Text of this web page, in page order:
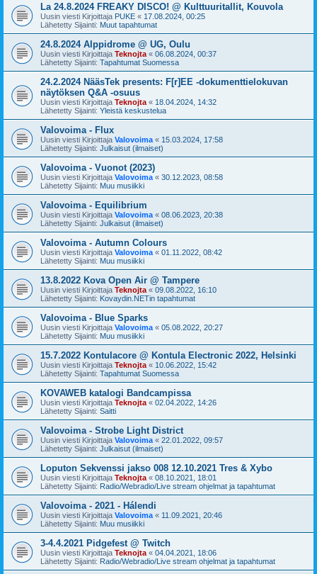
La 24.8.2024 FREAKY DISCO! @ Kulttuuritallit, Kouvola
Uusin viesti Kirjoittaja PUKE « 17.08.2024, 00:25
Lähetetty Sijainti: Muut tapahtumat
24.8.2024 Alppidrome @ UG, Oulu
Uusin viesti Kirjoittaja Teknojta « 06.08.2024, 00:37
Lähetetty Sijainti: Tapahtumat Suomessa
24.2.2024 NääsTek presents: F[r]EE -dokumenttielokuvan
näytöksen Q&A -osuus
Uusin viesti Kirjoittaja Teknojta « 18.04.2024, 14:32
Lähetetty Sijainti: Yleistä keskustelua
Valovoima - Flux
Uusin viesti Kirjoittaja Valovoima « 15.03.2024, 17:58
Lähetetty Sijainti: Julkaisut (ilmaiset)
Valovoima - Vuonot (2023)
Uusin viesti Kirjoittaja Valovoima « 30.12.2023, 08:58
Lähetetty Sijainti: Muu musiikki
Valovoima - Equilibrium
Uusin viesti Kirjoittaja Valovoima « 08.06.2023, 20:38
Lähetetty Sijainti: Julkaisut (ilmaiset)
Valovoima - Autumn Colours
Uusin viesti Kirjoittaja Valovoima « 01.11.2022, 08:42
Lähetetty Sijainti: Muu musiikki
13.8.2022 Kova Open Air @ Tampere
Uusin viesti Kirjoittaja Teknojta « 09.08.2022, 16:10
Lähetetty Sijainti: Kovaydin.NETin tapahtumat
Valovoima - Blue Sparks
Uusin viesti Kirjoittaja Valovoima « 05.08.2022, 20:27
Lähetetty Sijainti: Muu musiikki
15.7.2022 Kontulacore @ Kontula Electronic 2022, Helsinki
Uusin viesti Kirjoittaja Teknojta « 10.06.2022, 15:42
Lähetetty Sijainti: Tapahtumat Suomessa
KOVAWEB katalogi Bandcampissa
Uusin viesti Kirjoittaja Teknojta « 02.04.2022, 14:26
Lähetetty Sijainti: Saitti
Valovoima - Strobe Light District
Uusin viesti Kirjoittaja Valovoima « 22.01.2022, 09:57
Lähetetty Sijainti: Julkaisut (ilmaiset)
Loputon Sekvenssi jakso 008 12.10.2021 Tres & Xybo
Uusin viesti Kirjoittaja Teknojta « 08.10.2021, 18:01
Lähetetty Sijainti: Radio/Webradio/Live stream ohjelmat ja tapahtumat
Valovoima - 2021 - Hálendi
Uusin viesti Kirjoittaja Valovoima « 11.09.2021, 20:46
Lähetetty Sijainti: Muu musiikki
3-4.4.2021 Pidgefest @ Twitch
Uusin viesti Kirjoittaja Teknojta « 04.04.2021, 18:06
Lähetetty Sijainti: Radio/Webradio/Live stream ohjelmat ja tapahtumat